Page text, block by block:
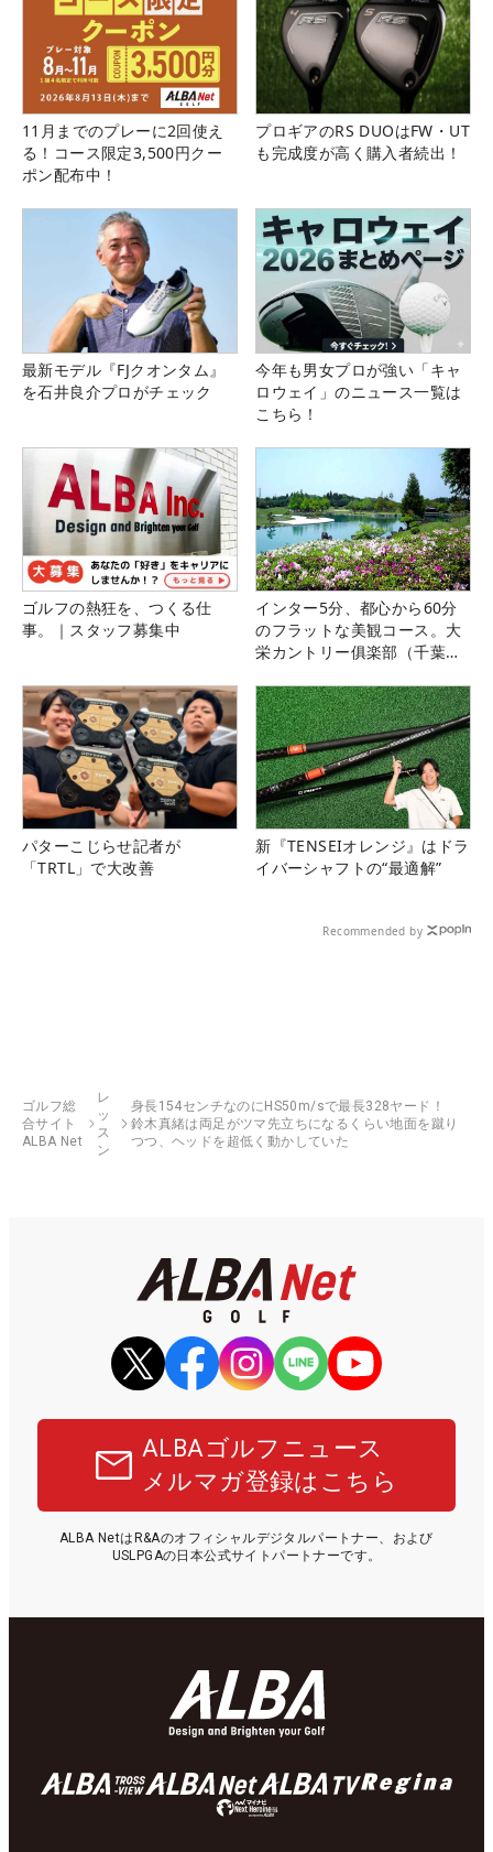
11月までのプレーに2回使え
る！コース限定3,500円クー
ポン配布中！
プロギアのRS DUOはFW・UT
も完成度が高く購入者続出！
最新モデル『FJクオンタム』
を石井良介プロがチェック
今年も男女プロが強い「キャ
ロウェイ」のニュース一覧は
こちら！
ゴルフの熱狂を、つくる仕
事。｜スタッフ募集中
インター5分、都心から60分
のフラットな美観コース。大
栄カントリー俱楽部（千葉
パターこじらせ記者が
「TRTL」で大改善
新『TENSEIオレンジ』はドラ
イバーシャフトの“最適解”
Recommended by
ゴルフ総
合サイト
ALBA Net
レ
ッ
ス
ン
身長154センチなのにHS50m/sで最長328ヤード！
鈴木真緒は両足がツマ先立ちになるくらい地面を蹴り
つつ、ヘッドを超低く動かしていた
ALBAゴルフニュース
メルマガ登録はこちら
ALBA NetはR&Aのオフィシャルデジタルパートナー、および
USLPGAの日本公式サイトパートナーです。